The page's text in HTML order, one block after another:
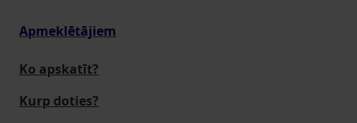
Apmeklētājiem
Ko apskatīt?
Kurp doties?